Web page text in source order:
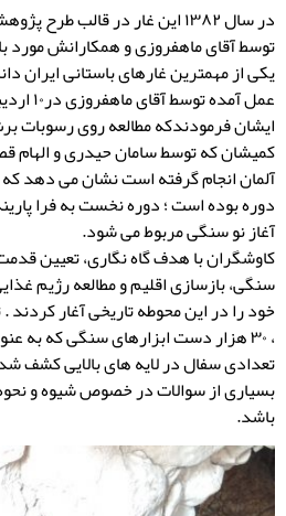
در سال ۱۳۸۲ این غار در قالب
توسط آقای ماهفروزی و همکارانش مورد
یکی از مهمترین غارهای باستانی ایران
ایشان فرمودندکه مطالعه روی رسوبات
کمیشان که توسط سامان حیدری و الهام
آلمان انجام گرفته است نشان می دهد
دوره بوده است ؛ دوره نخست به فرا
آغاز نو سنگی مربوط می شود.
کاوشگران با هدف گاه نگاری، تعیین
سنگی، بازسازی اقلیم و مطالعه رژیم
، ۳۰ هزار دست ابزارهای سنگی که به
تعدادی سفال در لایه های بالایی کشف
بسیاری از سوالات در خصوص شیوه و
باشد.